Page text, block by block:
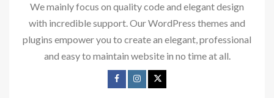
We mainly focus on quality code and elegant design
with incredible support. Our WordPress themes and
plugins empower you to create an elegant, professional
and easy to maintain website in no time at all.